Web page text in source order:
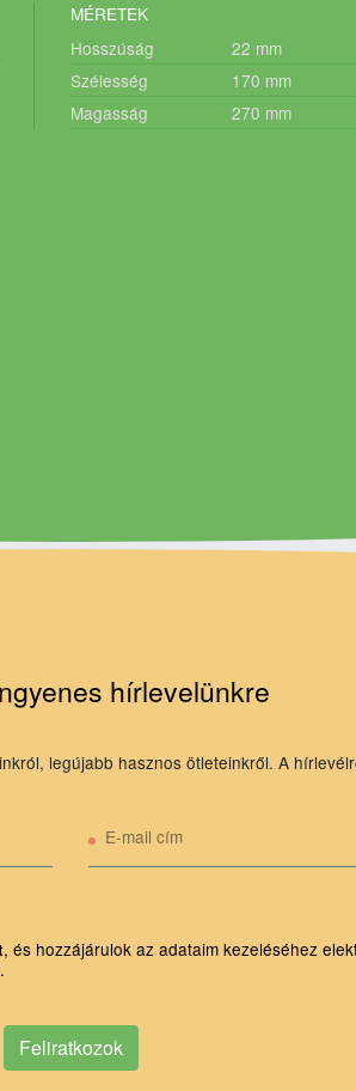
MÉRETEK
Hosszúság
22 mm
Szélesség
170 mm
Magasság
270 mm
hírlevelünkre
legújabb hasznos ötleteinkről. A
E-mail cím
, és hozzájárulok az adataim kezeléséhez
Feliratkozok